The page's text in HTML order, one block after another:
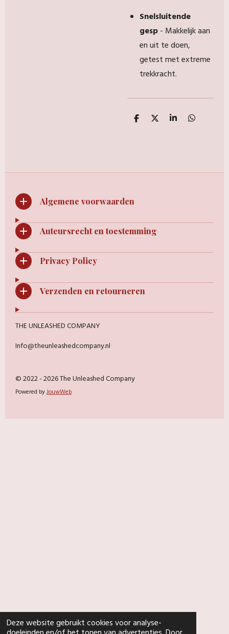
Deze website gebruikt cookies voor analyse-
Snelsluitende
gesp- Makkelijk aan
en uit te doen,
getest met extreme
trekkracht.
D D S D
Algemene voorwaarden
Auteursrecht en toestemming
Privacy Policy
Verzenden en retourneren
THE UNLEASHED COMPANY
Info@theunleashedcompany.nl
© 2022 - 2026 The Unleashed Company
Powered byJouwWeb